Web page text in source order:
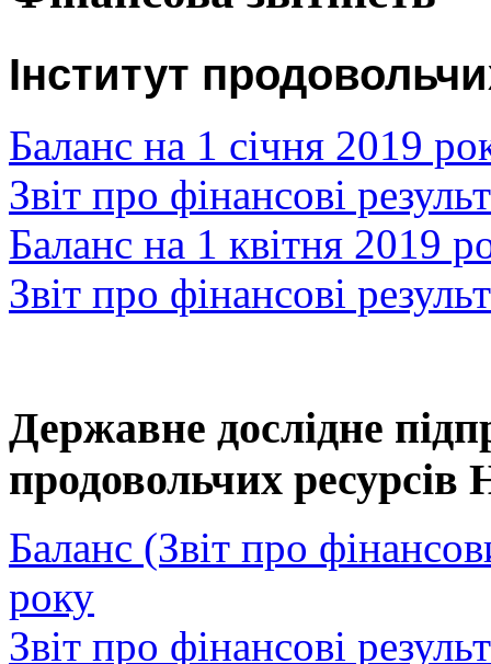
Інститут
Баланс на 1 січня 2019
Звіт про фінансові
Баланс на 1 квітня 2019
Звіт про фінансові
Державне дослідне
продовольчих
Баланс (Звіт про
року
Звіт про фінансові